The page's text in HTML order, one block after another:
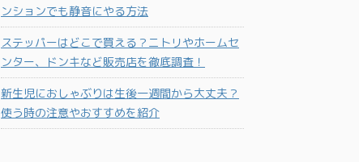
ンションでも静音にやる方法
ステッパーはどこで買える？ニトリやホームセ
ンター、ドンキなど販売店を徹底調査！
新生児におしゃぶりは生後一週間から大丈夫？
使う時の注意やおすすめを紹介